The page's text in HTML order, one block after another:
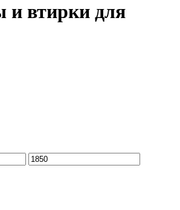
и втирки для